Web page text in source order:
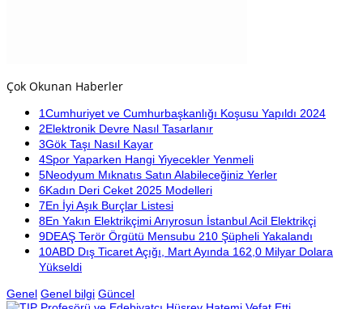
Çok Okunan Haberler
1Cumhuriyet ve Cumhurbaşkanlığı Koşusu Yapıldı 2024
2Elektronik Devre Nasıl Tasarlanır
3Gök Taşı Nasıl Kayar
4Spor Yaparken Hangi Yiyecekler Yenmeli
5Neodyum Mıknatıs Satın Alabileceğiniz Yerler
6Kadın Deri Ceket 2025 Modelleri
7En İyi Aşık Burçlar Listesi
8En Yakın Elektrikçimi Arıyrosun İstanbul Acil Elektrikçi
9DEAŞ Terör Örgütü Mensubu 210 Şüpheli Yakalandı
10ABD Dış Ticaret Açığı, Mart Ayında 162,0 Milyar Dolara
Yükseldi
Genel Genel bilgi Güncel